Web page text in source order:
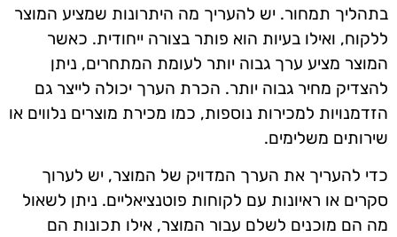
בתהליך תמחור. יש להעריך מה היתרונות שמציע המוצר
ללקוח, ואילו בעיות הוא פותר בצורה ייחודית. כאשר
המוצר מציע ערך גבוה יותר לעומת המתחרים, ניתן
להצדיק מחיר גבוה יותר. הכרת הערך יכולה לייצר גם
הזדמנויות למכירות נוספות, כמו מכירת מוצרים נלווים או
שירותים משלימים.
כדי להעריך את הערך המדויק של המוצר, יש לערוך
סקרים או ראיונות עם לקוחות פוטנציאליים. ניתן לשאול
מה הם מוכנים לשלם עבור המוצר, אילו תכונות הם